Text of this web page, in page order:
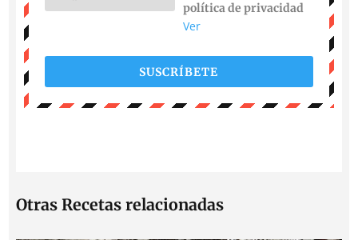
política de privacidad
Ver
SUSCRÍBETE
Otras Recetas relacionadas